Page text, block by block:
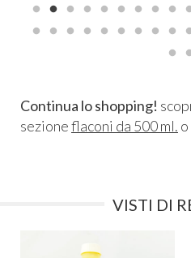
Continua lo shopping!
sezioneflaconi da 500 ml.
VISTI DI